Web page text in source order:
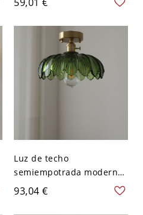
Aleación con Pantalla
Vítrea, 110V-120V, Nogal
Luz de techo
semiempotrada moderna
en forma de cúpula para
dormitorio - Verde 110 A
93,04 €